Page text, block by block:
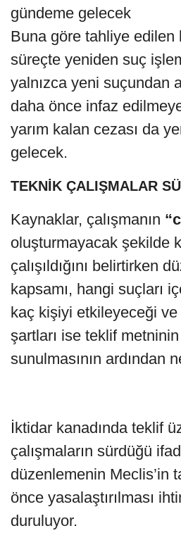
gündeme gelecek
Buna göre tahliye edilen
süreçte yeniden suç
yalnızca yeni suçundan
daha önce infaz
yarım kalan cezası da
gelecek.
TEKNİK ÇALIŞMALAR
Kaynaklar, çalışmanın
oluşturmayacak şekilde
çalışıldığını belirtirken
kapsamı, hangi suçları
kaç kişiyi etkileyeceği
şartları ise teklif
sunulmasının ardından
İktidar kanadında teklif
çalışmaların sürdüğü
düzenlemenin Meclis’in
önce yasalaştırılması
duruluyor.